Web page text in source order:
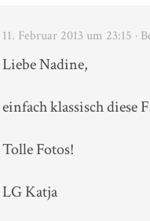
11. Februar 2013 um 23:15 ·
Liebe Nadine,
einfach klassisch
Tolle Fotos!
LG Katja